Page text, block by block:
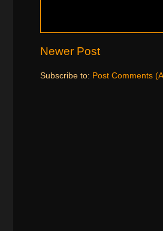
Newer Post
Subscribe to: Post Comments